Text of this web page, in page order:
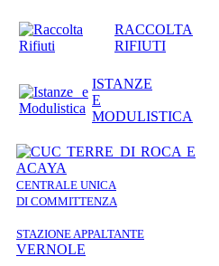
RACCOLTA
RIFIUTI
ISTANZE
E
MODULISTICA
CENTRALE UNICA
DI COMMITTENZA
STAZIONE APPALTANTE
VERNOLE